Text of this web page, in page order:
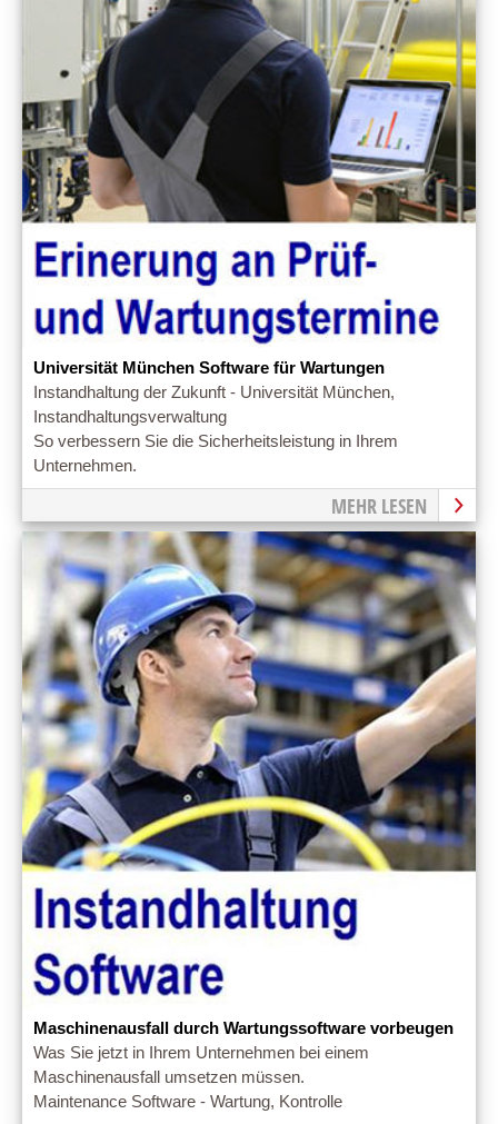
Universität München Software für Wartungen
Instandhaltung der Zukunft - Universität München,
Instandhaltungsverwaltung
So verbessern Sie die Sicherheitsleistung in Ihrem
Unternehmen.
MEHR LESEN
Maschinenausfall durch Wartungssoftware vorbeugen
Was Sie jetzt in Ihrem Unternehmen bei einem
Maschinenausfall umsetzen müssen.
Maintenance Software - Wartung, Kontrolle